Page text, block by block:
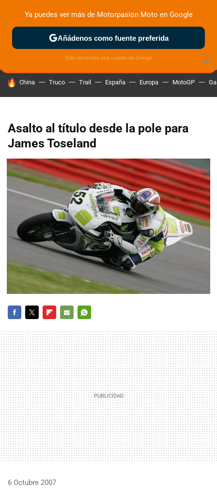
ZONA DE PRUEBAS DEPORTIVAS MOTOS ELÉCTRICAS
HOY SE HABLA DE
China Truco Trail España Europa MotoGP
Asalto al título desde la pole para
James Toseland
MAIL
6 Octubre 2007
×
Ya puedes ver más de Motorpasion Moto en Google
Añádenos como fuente preferida
Solo necesitas una cuenta de Google